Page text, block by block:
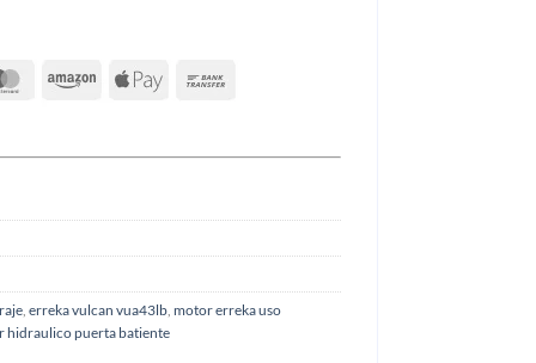
, erreka vulcan vua43lb, motor erreka uso
hidraulico puerta batiente